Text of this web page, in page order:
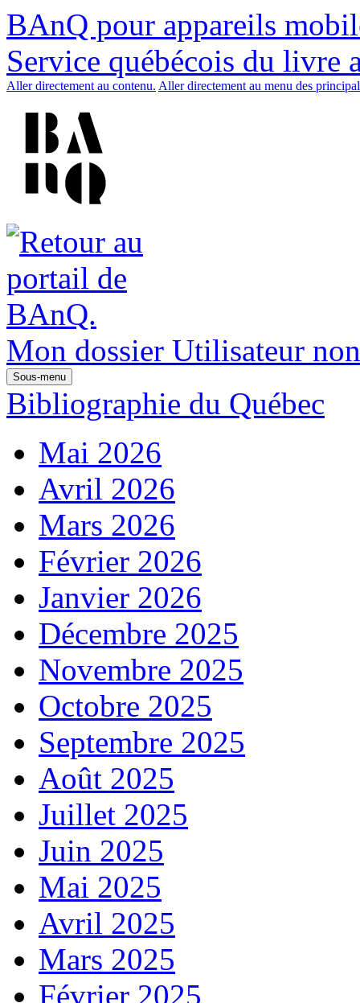
BAnQ pour appareils
Service québécois du livre
Aller directement au contenu. Aller directement au menu des
Mon dossier Utilisateur
Sous-menu
Bibliographie du Québec
Mai 2026
Avril 2026
Mars 2026
Février 2026
Janvier 2026
Décembre 2025
Novembre 2025
Octobre 2025
Septembre 2025
Août 2025
Juillet 2025
Juin 2025
Mai 2025
Avril 2025
Mars 2025
Février 2025